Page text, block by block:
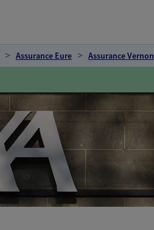
Assurance Eure Assurance Vernon